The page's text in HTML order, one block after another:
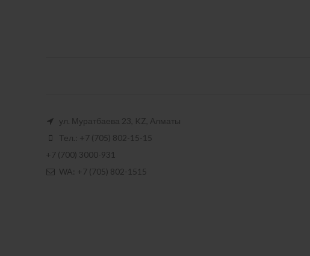
ул. Муратбаева 23, KZ, Алматы
Тел.: +7 (705) 802-15-15
+7 (700) 3000-931
WA: +7 (705) 802-1515